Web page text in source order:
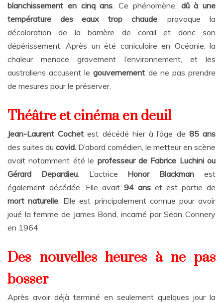
blanchissement en cinq ans. Ce phénomène, dû à une
température des eaux trop chaude, provoque la
décoloration de la barrière de corail et donc son
dépérissement. Après un été caniculaire en Océanie, la
chaleur menace gravement l’environnement, et les
australiens accusent legouvernement de ne pas prendre
de mesures pour le préserver.
Théâtre et cinéma en deuil
Jean-Laurent Cochet est décédé hier à l’âge de 85 ans
des suites du covid. D’abord comédien, le metteur en scène
avait notamment été le professeur de Fabrice Luchini ou
Gérard Depardieu. L’actrice Honor Blackman est
également décédée. Elle avait 94 ans et est partie de
mort naturelle. Elle est principalement connue pour avoir
joué la femme de James Bond, incarné par Sean Connery
en 1964.
Des nouvelles heures à ne pas
bosser
Après avoir déjà terminé en seulement quelques jour la